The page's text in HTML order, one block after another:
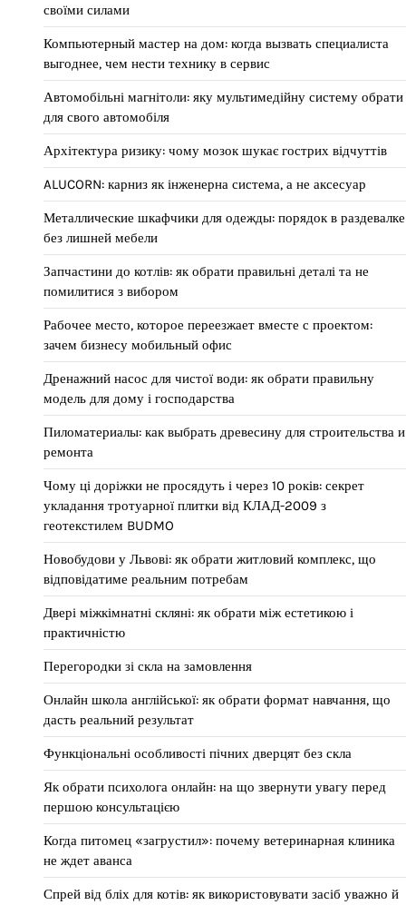
своїми силами
Компьютерный мастер на дом: когда вызвать специалиста
выгоднее, чем нести технику в сервис
Автомобільні магнітоли: яку мультимедійну систему обрати
для свого автомобіля
Архітектура ризику: чому мозок шукає гострих відчуттів
ALUCORN: карниз як інженерна система, а не аксесуар
Металлические шкафчики для одежды: порядок в раздевалке
без лишней мебели
Запчастини до котлів: як обрати правильні деталі та не
помилитися з вибором
Рабочее место, которое переезжает вместе с проектом:
зачем бизнесу мобильный офис
Дренажний насос для чистої води: як обрати правильну
модель для дому і господарства
Пиломатериалы: как выбрать древесину для строительства и
ремонта
Чому ці доріжки не просядуть і через 10 років: секрет
укладання тротуарної плитки від КЛАД-2009 з
геотекстилем BUDMO
Новобудови у Львові: як обрати житловий комплекс, що
відповідатиме реальним потребам
Двері міжкімнатні скляні: як обрати між естетикою і
практичністю
Перегородки зі скла на замовлення
Онлайн школа англійської: як обрати формат навчання, що
дасть реальний результат
Функціональні особливості пічних дверцят без скла
Як обрати психолога онлайн: на що звернути увагу перед
першою консультацією
Когда питомец «загрустил»: почему ветеринарная клиника
не ждет аванса
Спрей від бліх для котів: як використовувати засіб уважно й